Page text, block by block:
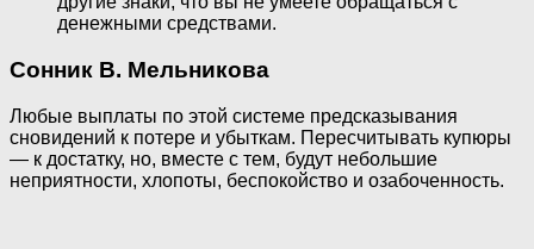
денежными средствами.
Сонник В. Мельникова
Любые выплаты по этой системе предсказывания
сновидений к потере и убыткам. Пересчитывать купюры
— к достатку, но, вместе с тем, будут небольшие
неприятности, хлопоты, беспокойство и озабоченность.